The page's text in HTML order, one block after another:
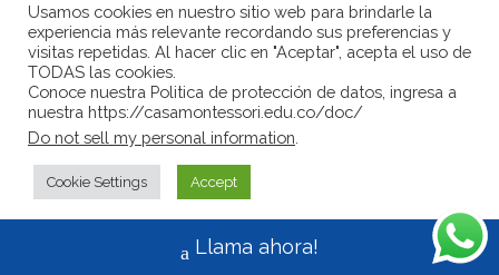
Usamos cookies en nuestro sitio web para brindarle la
experiencia más relevante recordando sus preferencias y
visitas repetidas. Al hacer clic en "Aceptar", acepta el uso de
TODAS las cookies.
Conoce nuestra Politica de protección de datos, ingresa a
nuestra https://casamontessori.edu.co/doc/
Do not sell my personal information
Cookie Settings Accept
Llama ahora!